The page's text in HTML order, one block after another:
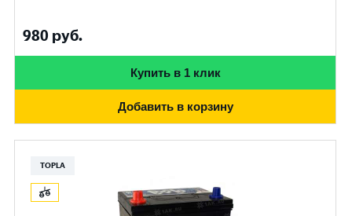
980 руб.
Купить в 1 клик
Добавить в корзину
TOPLA